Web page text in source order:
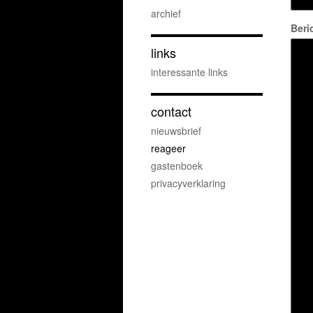
archief
links
interessante links
contact
nieuwsbrief
reageer
gastenboek
privacyverklaring